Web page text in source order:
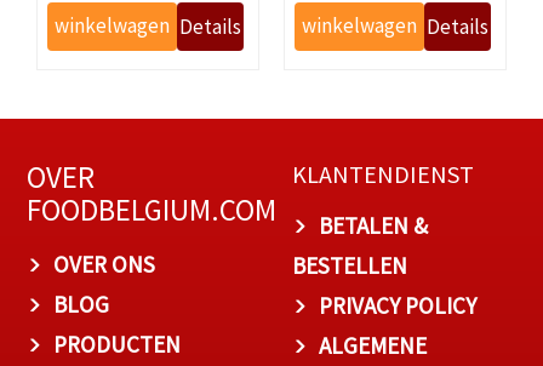
OVER
FOODBELGIUM.COM
OVER ONS
BLOG
PRODUCTEN
KLANTENDIENST
BETALEN &
BESTELLEN
PRIVACY POLICY
ALGEMENE